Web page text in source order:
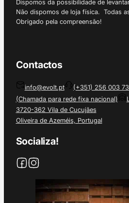
Dispomos da possibilidade de
Não dispomos de loja física. Todas
Obrigado pela compreensão!
Contactos
info@evolt.pt
(+351) 256 003
(Chamada para rede fixa nacional)
3720-362 Vila de Cucujães
Oliveira de Azeméis, Portugal
Socializa!